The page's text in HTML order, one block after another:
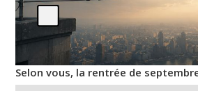
Selon vous, la rentrée de